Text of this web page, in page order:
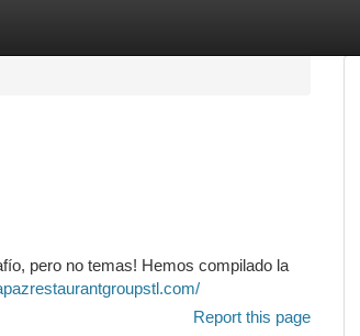
pero no temas! Hemos compilado la
Report this page